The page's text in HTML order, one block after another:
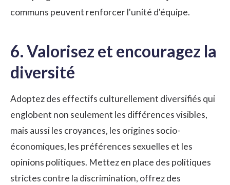
communs peuvent renforcer l'unité d'équipe.
6. Valorisez et encouragez la
diversité
Adoptez des effectifs culturellement diversifiés qui
englobent non seulement les différences visibles,
mais aussi les croyances, les origines socio-
économiques, les préférences sexuelles et les
opinions politiques. Mettez en place des politiques
strictes contre la discrimination, offrez des